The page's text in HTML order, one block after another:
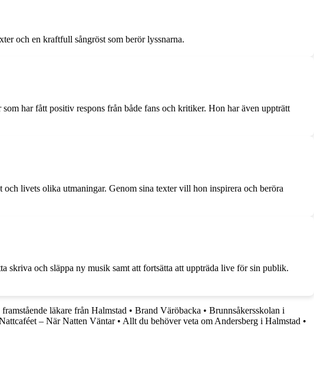
och en kraftfull sångröst som berör lyssnarna.
har fått positiv respons från både fans och kritiker. Hon har även uppträtt
livets olika utmaningar. Genom sina texter vill hon inspirera och beröra
skriva och släppa ny musik samt att fortsätta att uppträda live för sin publik.
läkare från Halmstad • Brand Väröbacka • Brunnsåkersskolan i
– När Natten Väntar• Allt du behöver veta om Andersberg i Halmstad •